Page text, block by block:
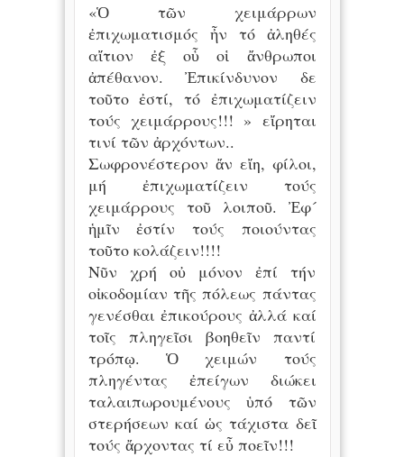
«Ὁ τῶν χειμάρρων
ἐπιχωματισμός ἦν τό ἀληθές
αἴτιον ἐξ οὗ οἱ ἄνθρωποι
ἀπέθανον. Ἐπικίνδυνον δε
τοῦτο ἐστί, τό ἐπιχωματίζειν
τούς χειμάρρους!!! » εἴρηται
τινί τῶν ἀρχόντων..
Σωφρονέστερον ἄν εἴη, φίλοι,
μή ἐπιχωματίζειν τούς
χειμάρρους τοῦ λοιποῦ. Ἐφ´
ἡμῖν ἐστίν τούς ποιούντας
τοῦτο κολάζειν!!!!
Νῦν χρή οὐ μόνον ἐπί τήν
οἰκοδομίαν τῆς πόλεως πάντας
γενέσθαι ἐπικούρους ἀλλά καί
τοῖς πληγεῖσι βοηθεῖν παντί
τρόπῳ. Ὁ χειμών τούς
πληγέντας ἐπείγων διώκει
ταλαιπωρουμένους ὑπό τῶν
στερήσεων καί ὡς τάχιστα δεῖ
τούς ἄρχοντας τί εὖ ποεῖν!!!